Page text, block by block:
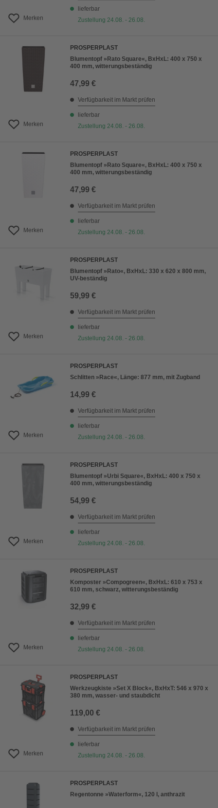
Merken
lieferbar
Zustellung 24.08. - 26.08.
Merken
PROSPERPLAST
Blumentopf »Rato Square«, BxHxL: 400 x 750 x
400 mm, witterungsbeständig
47,99 €
Verfügbarkeit im Markt prüfen
lieferbar
Zustellung 24.08. - 26.08.
Merken
PROSPERPLAST
Blumentopf »Rato Square«, BxHxL: 400 x 750 x
400 mm, witterungsbeständig
47,99 €
Verfügbarkeit im Markt prüfen
lieferbar
Zustellung 24.08. - 26.08.
Merken
PROSPERPLAST
Blumentopf »Rato«, BxHxL: 330 x 620 x 800 mm,
UV-beständig
59,99 €
Verfügbarkeit im Markt prüfen
lieferbar
Zustellung 24.08. - 26.08.
Merken
PROSPERPLAST
Schlitten »Race«, Länge: 877 mm, mit Zugband
14,99 €
Verfügbarkeit im Markt prüfen
lieferbar
Zustellung 24.08. - 26.08.
Merken
PROSPERPLAST
Blumentopf »Urbi Square«, BxHxL: 400 x 750 x
400 mm, witterungsbeständig
54,99 €
Verfügbarkeit im Markt prüfen
lieferbar
Zustellung 24.08. - 26.08.
Merken
PROSPERPLAST
Komposter »Compogreen«, BxHxL: 610 x 753 x
610 mm, schwarz, witterungsbeständig
32,99 €
Verfügbarkeit im Markt prüfen
lieferbar
Zustellung 24.08. - 26.08.
Merken
PROSPERPLAST
Werkzeugkiste »Set X Block«, BxHxT: 546 x 970 x
380 mm, wasser- und staubdicht
119,00 €
Verfügbarkeit im Markt prüfen
lieferbar
Zustellung 24.08. - 26.08.
PROSPERPLAST
Regentonne »Waterform«, 120 l, anthrazit